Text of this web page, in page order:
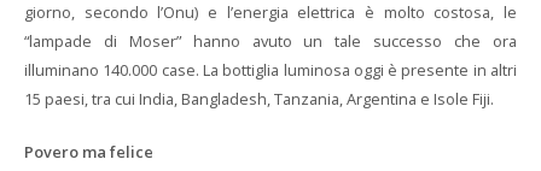
giorno, secondo l’Onu) e l’energia elettrica è molto costosa, le
“lampade di Moser” hanno avuto un tale successo che ora
illuminano 140.000 case. La bottiglia luminosa oggi è presente in altri
15 paesi, tra cui India, Bangladesh, Tanzania, Argentina e Isole Fiji.
Povero ma felice